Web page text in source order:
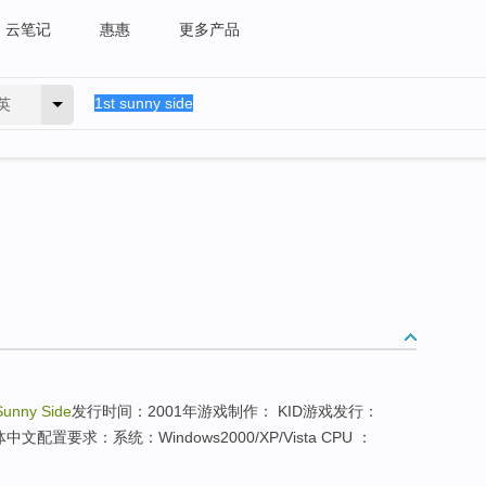
云笔记 惠惠 更多产品
Side发行时间：2001年游戏制作： KID游戏发行：
文配置要求：系统：Windows2000/XP/Vista CPU ：